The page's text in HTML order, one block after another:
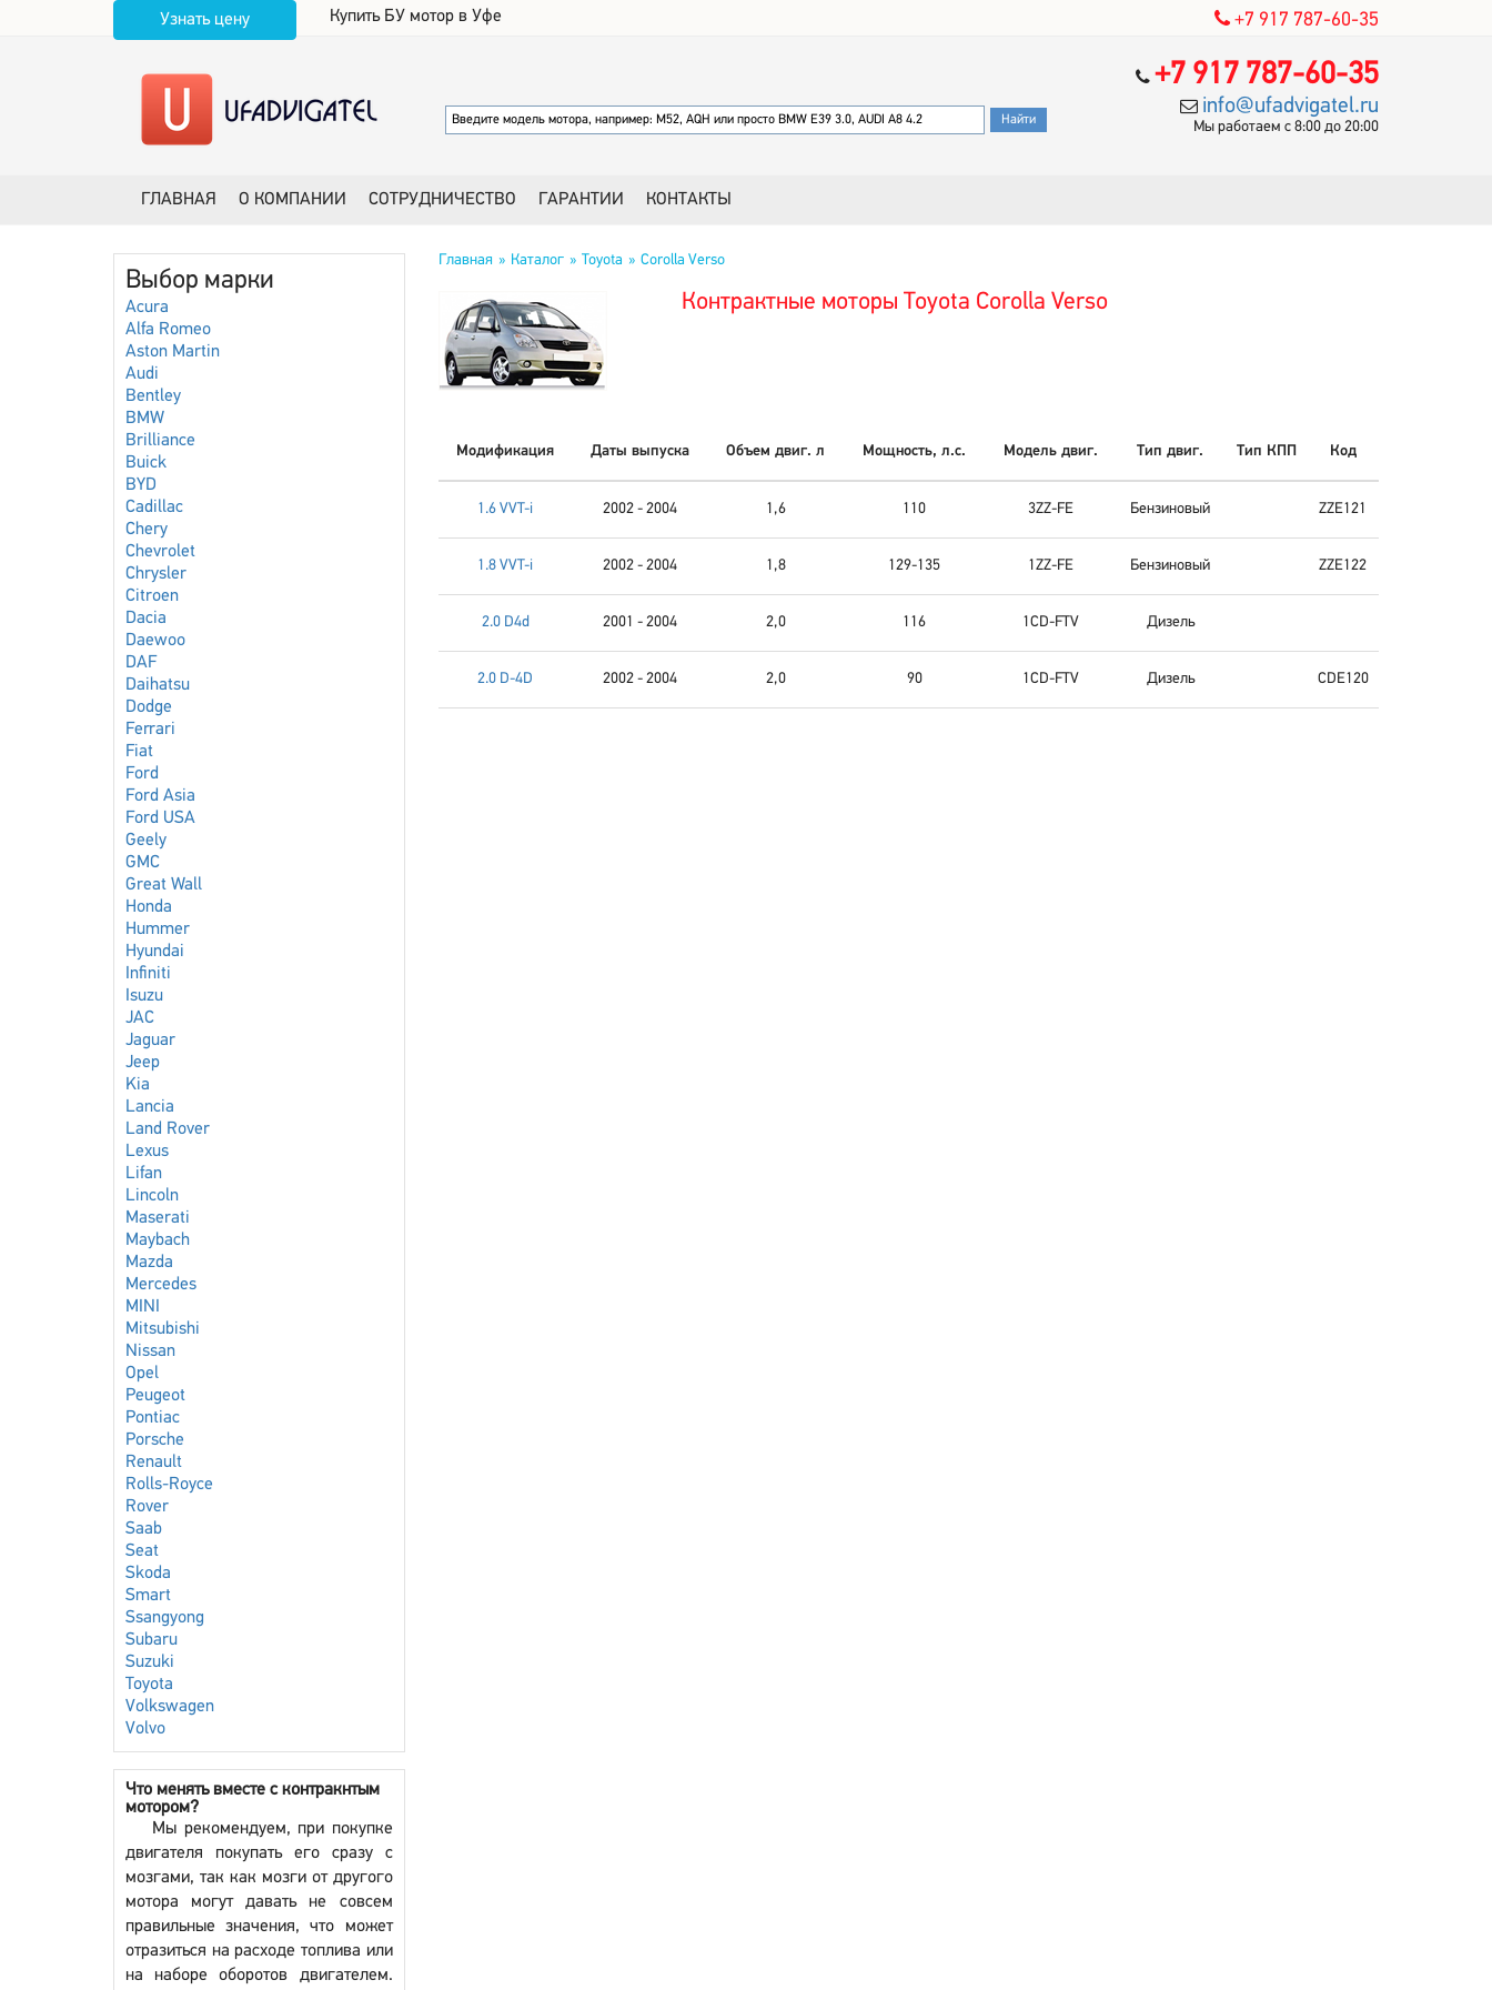
Узнать цену Купить БУ мотор в Уфе +7 917 787-60-35
+7 917 787-60-35
info@ufadvigatel.ru
Мы работаем с 8:00 до 20:00
ГЛАВНАЯ О КОМПАНИИ СОТРУДНИЧЕСТВО ГАРАНТИИ КОНТАКТЫ
Выбор марки
Acura
Alfa Romeo
Aston Martin
Audi
Bentley
BMW
Brilliance
Buick
BYD
Cadillac
Chery
Chevrolet
Chrysler
Citroen
Dacia
Daewoo
DAF
Daihatsu
Dodge
Ferrari
Fiat
Ford
Ford Asia
Ford USA
Geely
GMC
Great Wall
Honda
Hummer
Hyundai
Infiniti
Isuzu
JAC
Jaguar
Jeep
Kia
Lancia
Land Rover
Lexus
Lifan
Lincoln
Maserati
Maybach
Mazda
Mercedes
MINI
Mitsubishi
Nissan
Opel
Peugeot
Pontiac
Porsche
Renault
Rolls-Royce
Rover
Saab
Seat
Skoda
Smart
Ssangyong
Subaru
Suzuki
Toyota
Volkswagen
Volvo
Что менять вместе с контракнтым
мотором?
Мы рекомендуем, при покупке
двигателя покупать его сразу с
мозгами, так как мозги от другого
мотора могут давать не совсем
правильные значения, что может
отразиться на расходе топлива или
на наборе оборотов двигателем.
Главная Каталог Toyota Corolla Verso
Контрактные моторы Toyota Corolla Verso
Модификация Даты выпуска Объем двиг. л Мощность, л.с. Модель двиг. Тип двиг. Тип КПП Код
1.6 VVT-i 2002 - 2004 1,6 110 3ZZ-FE Бензиновый ZZE121
1.8 VVT-i 2002 - 2004 1,8 129-135 1ZZ-FE Бензиновый ZZE122
2.0 D4d 2001 - 2004 2,0 116 1CD-FTV Дизель
2.0 D-4D 2002 - 2004 2,0 90 1CD-FTV Дизель CDE120